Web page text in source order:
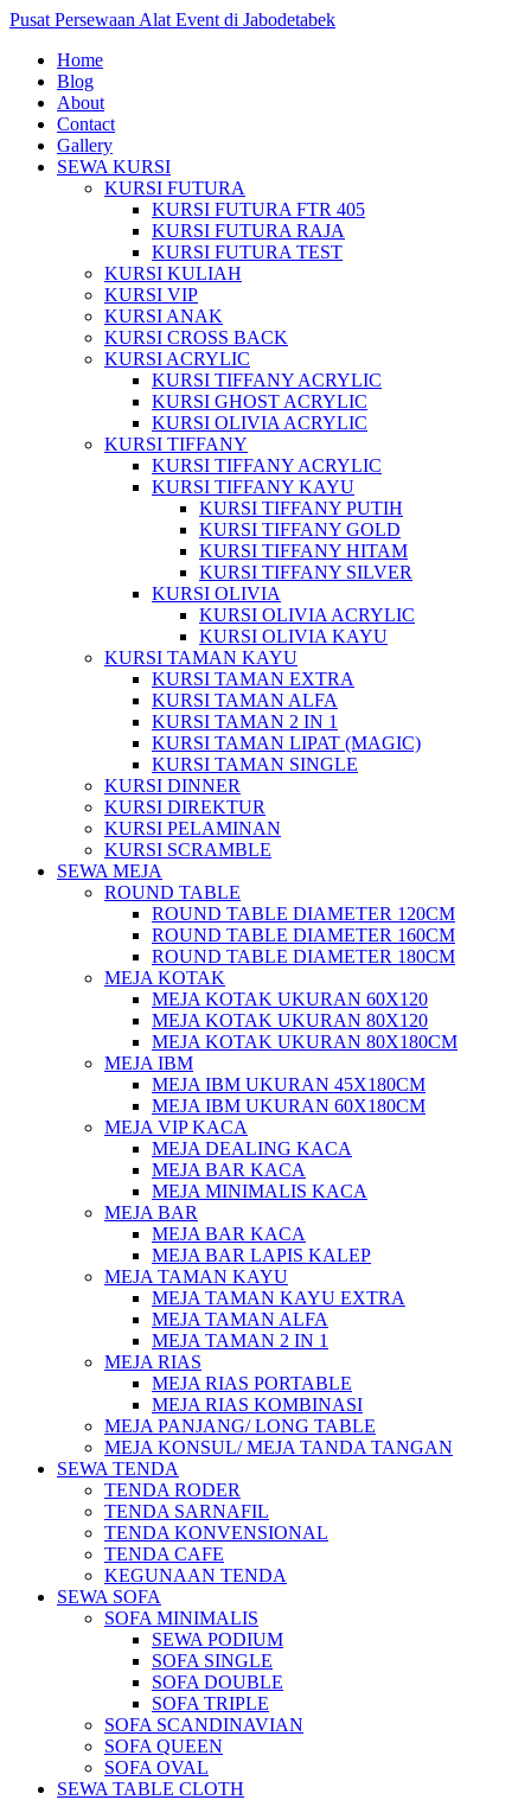
Pusat Persewaan Alat Event di Jabodetabek
Home
Blog
About
Contact
Gallery
SEWA KURSI
KURSI FUTURA
KURSI FUTURA FTR 405
KURSI FUTURA RAJA
KURSI FUTURA TEST
KURSI KULIAH
KURSI VIP
KURSI ANAK
KURSI CROSS BACK
KURSI ACRYLIC
KURSI TIFFANY ACRYLIC
KURSI GHOST ACRYLIC
KURSI OLIVIA ACRYLIC
KURSI TIFFANY
KURSI TIFFANY ACRYLIC
KURSI TIFFANY KAYU
KURSI TIFFANY PUTIH
KURSI TIFFANY GOLD
KURSI TIFFANY HITAM
KURSI TIFFANY SILVER
KURSI OLIVIA
KURSI OLIVIA ACRYLIC
KURSI OLIVIA KAYU
KURSI TAMAN KAYU
KURSI TAMAN EXTRA
KURSI TAMAN ALFA
KURSI TAMAN 2 IN 1
KURSI TAMAN LIPAT (MAGIC)
KURSI TAMAN SINGLE
KURSI DINNER
KURSI DIREKTUR
KURSI PELAMINAN
KURSI SCRAMBLE
SEWA MEJA
ROUND TABLE
ROUND TABLE DIAMETER 120CM
ROUND TABLE DIAMETER 160CM
ROUND TABLE DIAMETER 180CM
MEJA KOTAK
MEJA KOTAK UKURAN 60X120
MEJA KOTAK UKURAN 80X120
MEJA KOTAK UKURAN 80X180CM
MEJA IBM
MEJA IBM UKURAN 45X180CM
MEJA IBM UKURAN 60X180CM
MEJA VIP KACA
MEJA DEALING KACA
MEJA BAR KACA
MEJA MINIMALIS KACA
MEJA BAR
MEJA BAR KACA
MEJA BAR LAPIS KALEP
MEJA TAMAN KAYU
MEJA TAMAN KAYU EXTRA
MEJA TAMAN ALFA
MEJA TAMAN 2 IN 1
MEJA RIAS
MEJA RIAS PORTABLE
MEJA RIAS KOMBINASI
MEJA PANJANG/ LONG TABLE
MEJA KONSUL/ MEJA TANDA TANGAN
SEWA TENDA
TENDA RODER
TENDA SARNAFIL
TENDA KONVENSIONAL
TENDA CAFE
KEGUNAAN TENDA
SEWA SOFA
SOFA MINIMALIS
SEWA PODIUM
SOFA SINGLE
SOFA DOUBLE
SOFA TRIPLE
SOFA SCANDINAVIAN
SOFA QUEEN
SOFA OVAL
SEWA TABLE CLOTH